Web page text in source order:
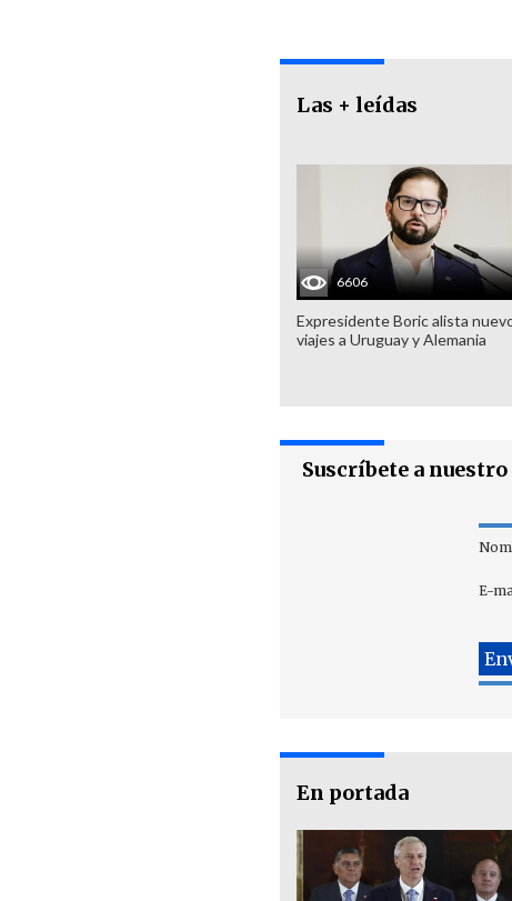
Las + leídas
6606
Expresidente Boric alista
viajes a Uruguay y Alemania
Suscríbete a
E-
En portada